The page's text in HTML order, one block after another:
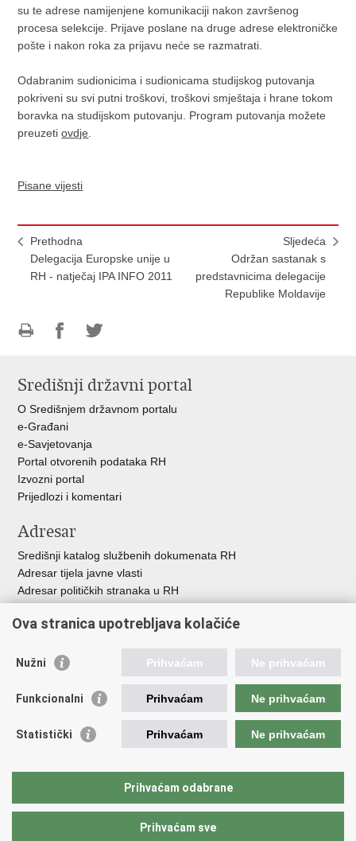
su te adrese namijenjene komunikaciji nakon završenog
procesa selekcije. Prijave poslane na druge adrese elektroničke
pošte i nakon roka za prijavu neće se razmatrati.
Odabranim sudionicima i sudionicama studijskog putovanja
pokriveni su svi putni troškovi, troškovi smještaja i hrane tokom
boravka na studijskom putovanju. Program putovanja možete
preuzetiovdje
Pisane vijesti
Prethodna
Delegacija Europske unije u
RH - natječaj IPA INFO 2011
Sljedeća
Održan sastanak s
predstavnicima delegacije
Republike Moldavije
FacebookuTwitteru
Središnji državni portal
O Središnjem državnom portalu
e-Građani
e-Savjetovanja
Portal otvorenih podataka RH
Izvozni portal
Prijedlozi i komentari
Adresar
Središnji katalog službenih dokumenata RH
Adresar tijela javne vlasti
Adresar političkih stranaka u RH
Besplatni telefoni javne uprave
Važne poveznice
Vlada Republike Hrvatske
Registar neprofitnih organizacija
Nacionalna zaklada za razvoj civilnoga društva
Ova stranica upotrebljava kolačiće
Nužni Prihvaćam Ne prihvaćam
Funkcionalni Prihvaćam Ne prihvaćam
Statistički Prihvaćam Ne prihvaćam
Prihvaćam odabrane
Prihvaćam sve